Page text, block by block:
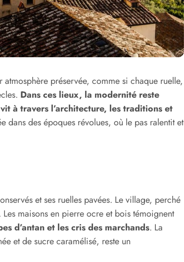
préservée, comme si chaque ruelle,
Dans ces lieux, la modernité reste
à travers l’architecture, les traditions et
dans des époques révolues, où le pas ralentit et
et ses ruelles pavées. Le village, perché
maisons en pierre ocre et bois témoignent
d’antan et les cris des marchands. La
et de sucre caramélisé, reste un